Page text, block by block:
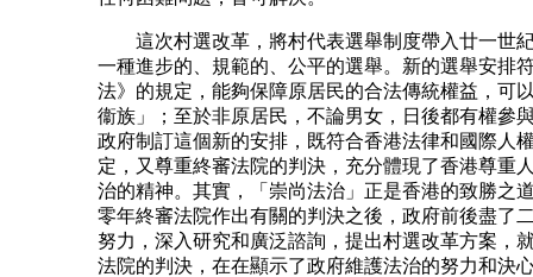
這次村選改革，將村代表選舉制度帶入廿一世
一種進步的、規範的、公平的選舉。新的選舉安排
法》的規定，能夠保障原居民的合法傳統權益，可
衞族」；至於非原居民，不論男女，日後都有權參
政府制訂這個新的安排，既符合香港法律和國際人
定，又尊重終審法院的判決，充分體現了香港尊重
治的精神。其實，「崇尚法治」正是香港的致勝之
零年終審法院作出有關的判決之後，政府前後盡了
努力，深入研究和廣泛諮詢，提出村選改革方案，
法院的判決，在在顯示了政府維護法治的努力和決